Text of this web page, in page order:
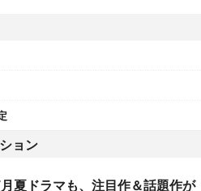
ョン
夏ドラマも、注目作＆話題作が